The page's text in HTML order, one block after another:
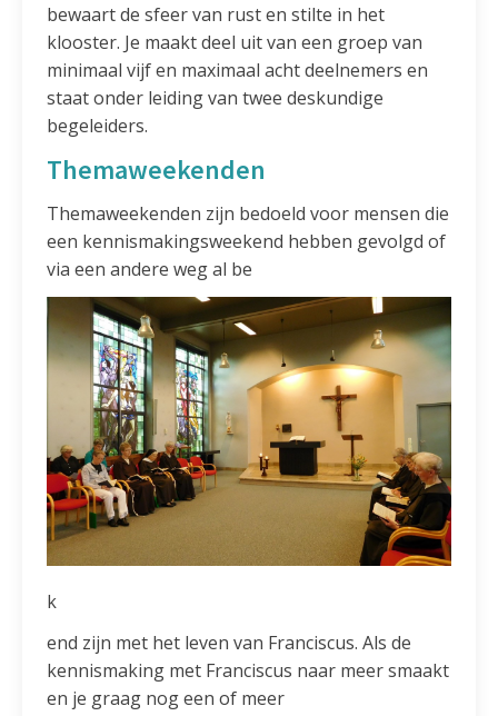
bewaart de sfeer van rust en stilte in het
klooster. Je maakt deel uit van een groep van
minimaal vijf en maximaal acht deelnemers en
staat onder leiding van twee deskundige
begeleiders.
Themaweekenden
Themaweekenden zijn bedoeld voor mensen die
een kennismakingsweekend hebben gevolgd of
via een andere weg al be
k
end zijn met het leven van Franciscus. Als de
kennismaking met Franciscus naar meer smaakt
en je graag nog een of meer